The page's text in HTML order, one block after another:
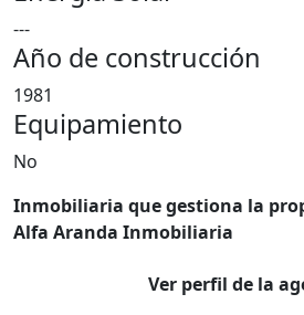
---
Año de construcción
1981
Equipamiento
No
Inmobiliaria que gestiona la
Alfa Aranda Inmobiliaria
Ver perfil de la